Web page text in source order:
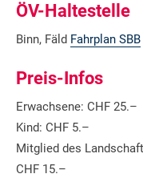
ÖV-Haltestelle
Binn, Fäld Fahrplan SBB
Preis-Infos
Erwachsene: CHF 25.–
Kind: CHF 5.–
Mitglied des
CHF 15.–